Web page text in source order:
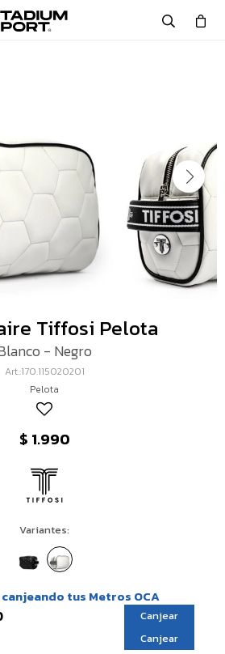
Tiffosi Pelota
- Negro
170.115020201
Pelota
$ 1.990
Variantes:
tus Metros OCA
Canjear
Canjear